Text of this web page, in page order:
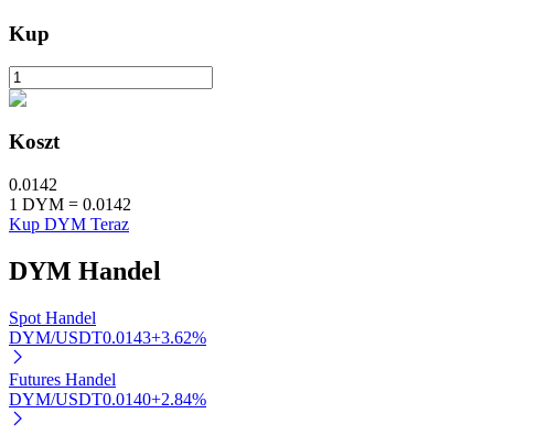
Launchpool
Elastyczne stawianie zakładów, aby zarabiać na popularnych tokenach
Kup
Koszt
0.0142
1 DYM = 0.0142
Kup DYM Teraz
DYM Handel
Spot Handel
DYM/USDT0.0143+3.62%
Futures Handel
DYM/USDT0.0140+2.84%